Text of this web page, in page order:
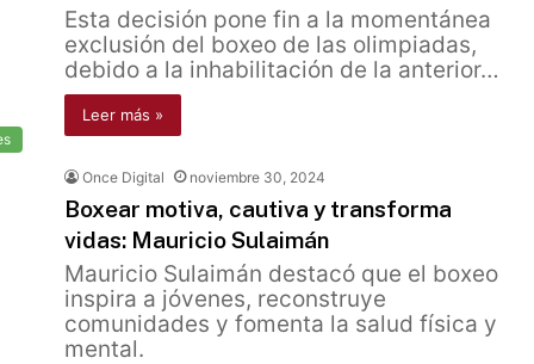
Esta decisión pone fin a la momentánea
exclusión del boxeo de las olimpiadas,
debido a la inhabilitación de la anterior…
Leer más »
Once Digital noviembre 30, 2024
Boxear motiva, cautiva y transforma
vidas: Mauricio Sulaimán
Mauricio Sulaimán destacó que el boxeo
inspira a jóvenes, reconstruye
comunidades y fomenta la salud física y
mental.